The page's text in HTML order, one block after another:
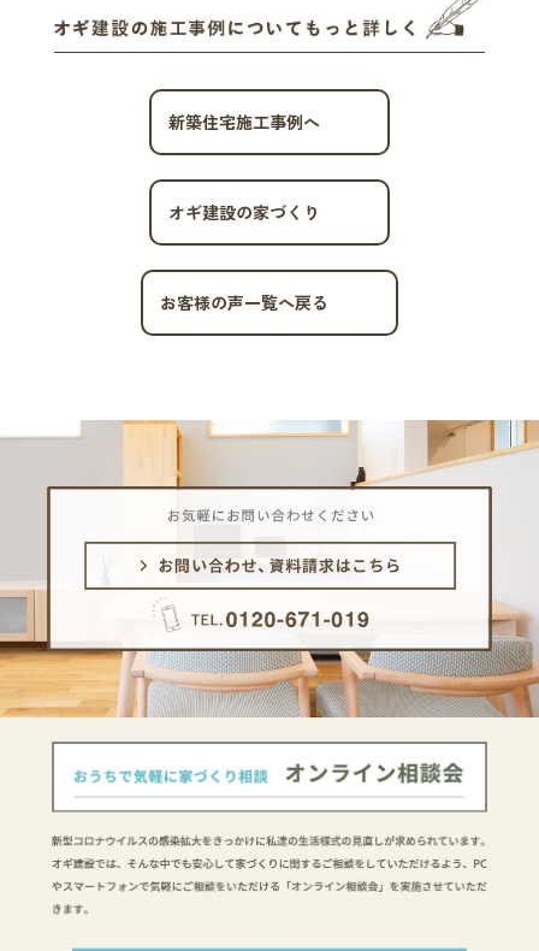
新築住宅施工事例へ
オギ建設の家づくり
お客様の声一覧へ戻る